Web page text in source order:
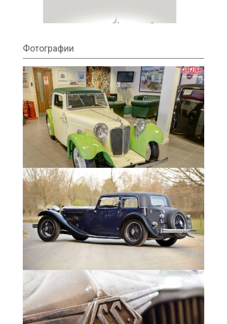
1936 SS1 Roadster
1933-1936 SS1 Tourer
1934 - SS1 tourer
1934-1936 SS1
Airline Coupe
Фотографии